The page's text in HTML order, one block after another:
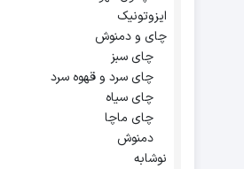
ایزوتونیک
چای و دمنوش
چای سبز
چای سرد و قهوه سرد
چای سیاه
چای ماچا
دمنوش
نوشابه